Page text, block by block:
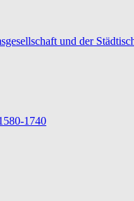
und der
1740